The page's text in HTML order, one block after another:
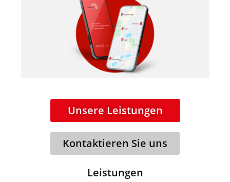
Unsere Leistungen
Kontaktieren Sie uns
Leistungen